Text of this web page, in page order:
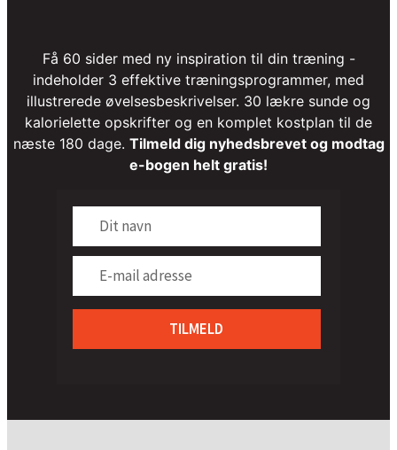
Få 60 sider med ny inspiration til din træning -
indeholder 3 effektive træningsprogrammer, med
illustrerede øvelsesbeskrivelser. 30 lækre sunde og
kalorielette opskrifter og en komplet kostplan til de
næste 180 dage. Tilmeld dig nyhedsbrevet og modtag
e-bogen helt gratis!
TILMELD